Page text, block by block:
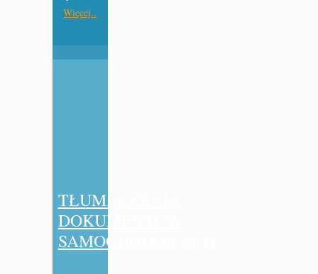
Więcej..
TŁUMACZENIA
DOKUMENTÓW
SAMOCHODOWYCH